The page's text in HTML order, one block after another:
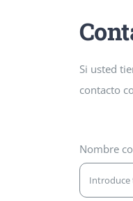
Si usted
contacto
Nombre